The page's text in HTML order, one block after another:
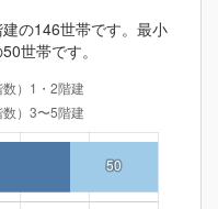
の146世帯です。最小
世帯です。